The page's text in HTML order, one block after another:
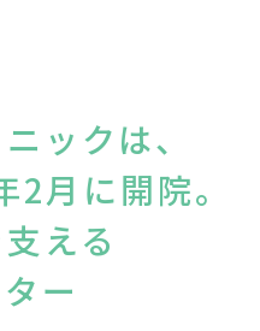
ックは、
月に開院。
える
ー